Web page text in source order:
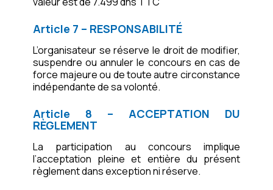
Article 7 – RESPONSABILITÉ
L’organisateur se réserve le droit de modifier,
suspendre ou annuler le concours en cas de
force majeure ou de toute autre circonstance
indépendante de sa volonté.
Article 8 – ACCEPTATION DU
RÈGLEMENT
La participation au concours implique
l’acceptation pleine et entière du présent
règlement dans exception ni réserve.